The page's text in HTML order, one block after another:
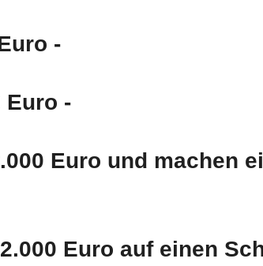
-
Euro -
Euro und machen
Euro auf einen